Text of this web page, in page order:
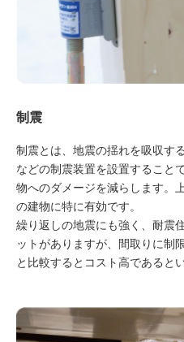
制震
制震とは、地震の揺れを吸収す
などの制震装置を設置すること
物へのダメージを減らします。
の建物に特に有効です。
繰り返しの地震にも強く、耐震
ットがありますが、間取りに制
と比較するとコスト高であると